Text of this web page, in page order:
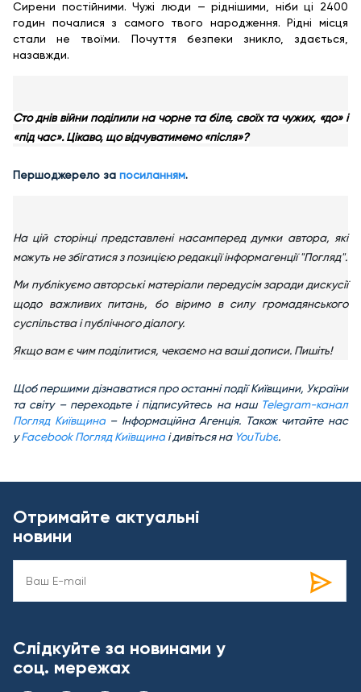
Сирени постійними. Чужі люди — ріднішими, ніби ці 2400
годин почалися з самого твого народження. Рідні місця
стали не твоїми. Почуття безпеки зникло, здається,
назавжди.
Сто днів війни поділили на чорне та біле, своїх та чужих, «до» і
«під час». Цікаво, що відчуватимемо «після»?
Першоджерело за посиланням.
На цій сторінці представлені насамперед думки автора, які
можуть не збігатися з позицією редакції інформагенції "Погляд".
Ми публікуємо авторські матеріали передусім заради дискусії
щодо важливих питань, бо віримо в силу громадянського
суспільства і публічного діалогу.
Якщо вам є чим поділитися, чекаємо на ваші дописи. Пишіть!
Щоб першими дізнаватися про останні події Київщини, України
та світу – переходьте і підписуйтесь на наш Telegram-канал
Погляд Київщина– Інформаційна Агенція. Також читайте нас
уFacebook Погляд Київщина і дивіться на YouTube.
Отримайте актуальні
новини
Слідкуйте за новинами у
соц. мережах